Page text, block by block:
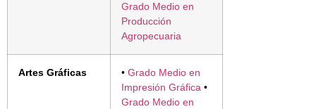
Grado Medio en
Producción
Agropecuaria
Artes Gráficas • Grado Medio en
Impresión Gráfica •
Grado Medio en